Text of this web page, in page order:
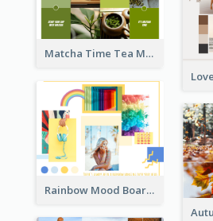
Matcha Time Tea Mood Board
Rainbow Mood Board